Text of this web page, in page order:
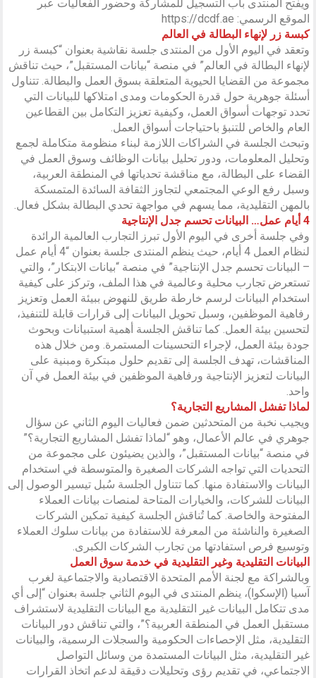
ويفتح المنتدى باب التسجيل للمشاركة وحضور الفعاليات عبر
الموقع الرسمي: https://dcdf.ae
كبسة زر لإنهاء البطالة في العالم
وتعقد في اليوم الأول من المنتدى جلسة نقاشية بعنوان “كبسة زر
لإنهاء البطالة في العالم” في منصة “بيانات المستقبل”، حيث تناقش
مجموعة من القضايا الحيوية المتعلقة بسوق العمل والبطالة. تتناول
أسئلة جوهرية حول قدرة الحكومات ومدى امتلاكها للبيانات التي
تحدد توجهات أسواق العمل، وكيفية تعزيز التكامل بين القطاعين
العام والخاص للتنبؤ باحتياجات أسواق العمل.
وتبحث الجلسة في الشراكات اللازمة لبناء منظومة متكاملة لجمع
وتحليل المعلومات، ودور تحليل بيانات الوظائف وسوق العمل في
القضاء على البطالة، مع مناقشة تحدياتها في المنطقة العربية،
وسبل رفع الوعي المجتمعي لتجاوز الثقافة السائدة المتمسكة
بالمهن التقليدية، مما يسهم في مواجهة تحدي البطالة بشكل فعال.
4 أيام عمل… البيانات تحسم جدل الإنتاجية
وفي جلسة أخرى في اليوم الأول تبرز التجارب العالمية الرائدة
لنظام العمل 4 أيام، حيث ينظم المنتدى جلسة بعنوان “4 أيام عمل
– البيانات تحسم جدل الإنتاجية” في منصة “بيانات الابتكار”، والتي
تستعرض تجارب محلية وعالمية في هذا الملف، وتركز على كيفية
استخدام البيانات لرسم خارطة طريق للنهوض ببيئة العمل وتعزيز
رفاهية الموظفين، وسبل تحويل البيانات إلى قرارات قابلة للتنفيذ،
لتحسين بيئة العمل. كما تناقش الجلسة أهمية استبيانات وبحوث
جودة بيئة العمل، لإجراء التحسينات المستمرة. ومن خلال هذه
المناقشات، تهدف الجلسة إلى تقديم حلول مبتكرة ومبنية على
البيانات لتعزيز الإنتاجية ورفاهية الموظفين في بيئة العمل في آن
واحد.
لماذا تفشل المشاريع التجارية؟
ويجيب نخبة من المتحدثين ضمن فعاليات اليوم الثاني عن سؤال
جوهري في عالم الأعمال، وهو “لماذا تفشل المشاريع التجارية؟”
في منصة “بيانات المستقبل”، والذين يضيئون على مجموعة من
التحديات التي تواجه الشركات الصغيرة والمتوسطة في استخدام
البيانات والاستفادة منها. كما تتناول الجلسة سُبل تيسير الوصول إلى
البيانات للشركات، والخيارات المتاحة لمنصات بيانات العملاء
المفتوحة والخاصة. كما تُناقش الجلسة كيفية تمكين الشركات
الصغيرة والناشئة من المعرفة للاستفادة من بيانات سلوك العملاء
وتوسيع فرص استفادتها من تجارب الشركات الكبرى.
البيانات التقليدية وغير التقليدية في خدمة سوق العمل
وبالشراكة مع لجنة الأمم المتحدة الاقتصادية والاجتماعية لغرب
آسيا (الإسكوا)، ينظم المنتدى في اليوم الثاني جلسة بعنوان “إلى أي
مدى تتكامل البيانات غير التقليدية مع البيانات التقليدية لاستشراف
مستقبل العمل في المنطقة العربية؟”، والتي تناقش دور البيانات
التقليدية، مثل الإحصاءات الحكومية والسجلات الرسمية، والبيانات
غير التقليدية، مثل البيانات المستمدة من وسائل التواصل
الاجتماعي، في تقديم رؤى وتحليلات دقيقة لدعم اتخاذ القرارات